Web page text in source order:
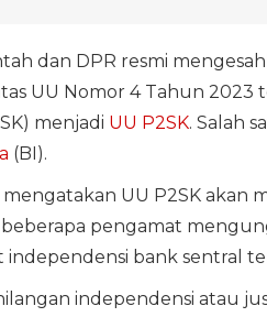
dan DPR resmi
UU Nomor 4 Tahun
menjadi UU P2SK. Salah
(BI).
UU P2SK akan
pengamat
bank sentral
independensi atau